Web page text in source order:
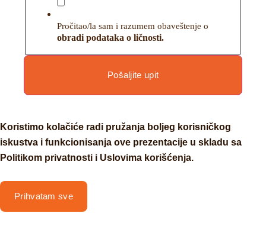
Pročitao/la sam i razumem obaveštenje o
obradi podataka o ličnosti.
Pošaljite upit
Koristimo kolačiće radi pružanja boljeg korisničkog
iskustva i funkcionisanja ove prezentacije u skladu sa
Politikom privatnosti i Uslovima korišćenja.
Prihvatam sve